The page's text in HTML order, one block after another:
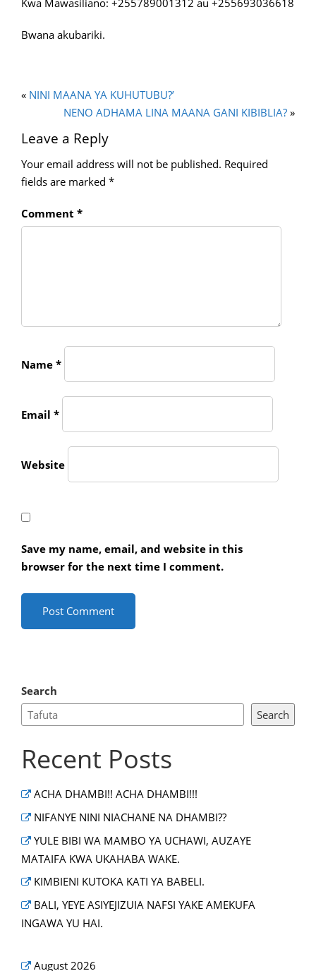
Kwa Mawasiliano: +255789001312 au +255693036618
Bwana akubariki.
« NINI MAANA YA KUHUTUBU?’
NENO ADHAMA LINA MAANA GANI KIBIBLIA? »
Leave a Reply
Your email address will not be published. Required
fields are marked *
Comment *
Name *
Email *
Website
Save my name, email, and website in this
browser for the next time I comment.
Search
Search
Recent Posts
ACHA DHAMBI!! ACHA DHAMBI!!!
NIFANYE NINI NIACHANE NA DHAMBI??
YULE BIBI WA MAMBO YA UCHAWI, AUZAYE
MATAIFA KWA UKAHABA WAKE.
KIMBIENI KUTOKA KATI YA BABELI.
BALI, YEYE ASIYEJIZUIA NAFSI YAKE AMEKUFA
INGAWA YU HAI.
August 2026